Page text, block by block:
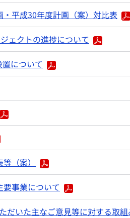
平成30年度計画（案）対比表
ェクトの進捗について
について
（案）
事業について
だいた主なご意見等に対する取